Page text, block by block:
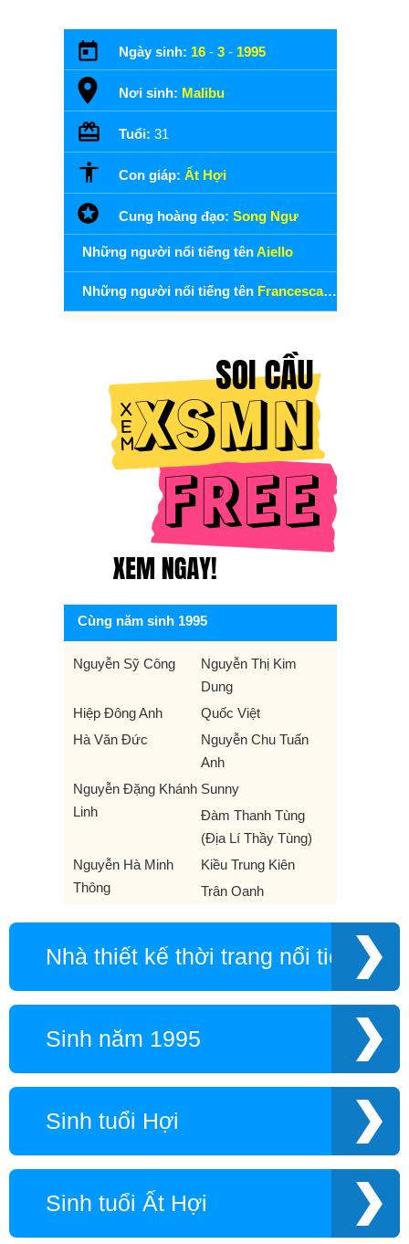
Ngày sinh: 16 - 3 - 1995
Nơi sinh: Malibu
Tuổi: 31
Con giáp: Ất Hợi
Cung hoàng đạo: Song Ngư
Những người nổi tiếng tênAiello
Những người nổi tiếng tên Francesca Aiello
Cùng năm sinh 1995
Nguyễn Sỹ Công
Nguyễn Thị Kim
Dung
Hiệp Đông Anh
Quốc Việt
Hà Văn Đức
Nguyễn Chu Tuấn
Anh
Nguyễn Đặng Khánh
Linh
Sunny
Đàm Thanh Tùng
(Địa Lí Thầy Tùng)
Nguyễn Hà Minh
Thông
Kiều Trung Kiên
Trân Oanh
Nhà thiết kế thời trang nổi tiếng
Sinh năm 1995
Sinh tuổi Hợi
Sinh tuổi Ất Hợi